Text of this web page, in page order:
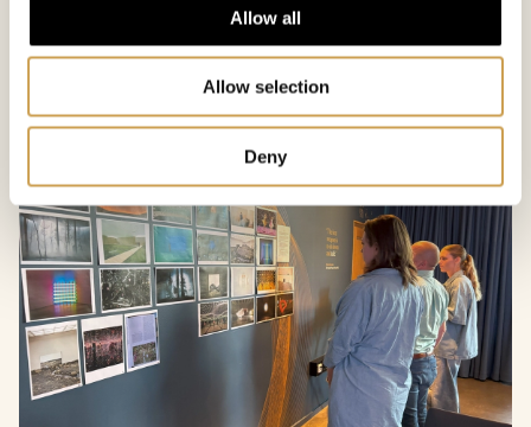
Allow all
Allow selection
Deny
Se hvordan det gikk →